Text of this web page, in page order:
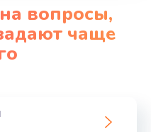
вопросы,
чаще